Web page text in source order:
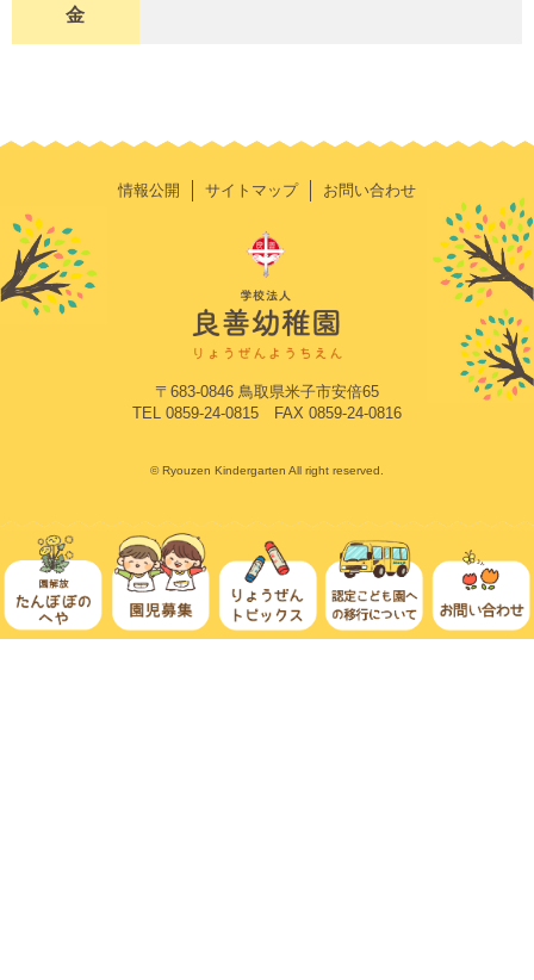
金
情報公開 サイトマップ お問い合わせ
〒683-0846 鳥取県米子市安倍65
TEL 0859-24-0815 FAX 0859-24-0816
© Ryouzen Kindergarten All right reserved.